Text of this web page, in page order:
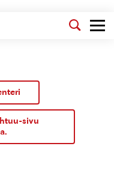
sivu